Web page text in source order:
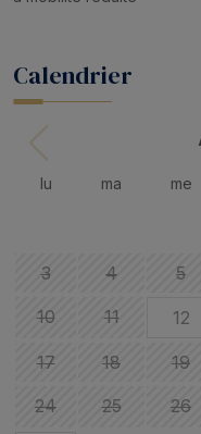
Calendrier
lu ma me
3
4 5
10
11 12
17 18 19
24
25 26